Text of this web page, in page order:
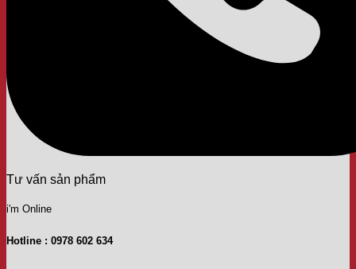
Tư vấn sản phẩm
i'm Online
Hotline : 0978 602 634